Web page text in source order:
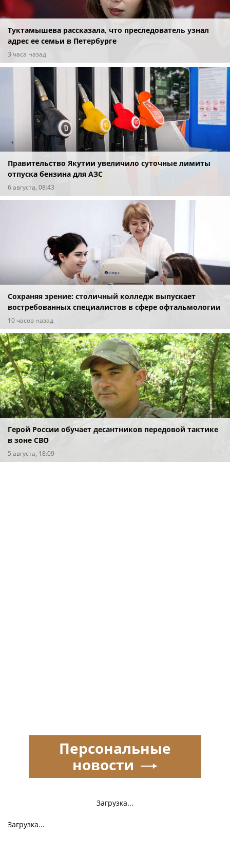
Туктамышева рассказала, что преследователь узнал
адрес ее семьи в Петербурге
3 часа назад
Правительство Якутии увеличило суточные лимиты
отпуска бензина для АЗС
6 августа, 08:43
Сохраняя зрение: столичный колледж выпускает
востребованных специалистов в сфере офтальмологии
10 часов назад
Герой России обучает десантников передовой тактике
в зоне СВО
5 августа, 18:09
Загрузка...
Загрузка...
Персональные
новости